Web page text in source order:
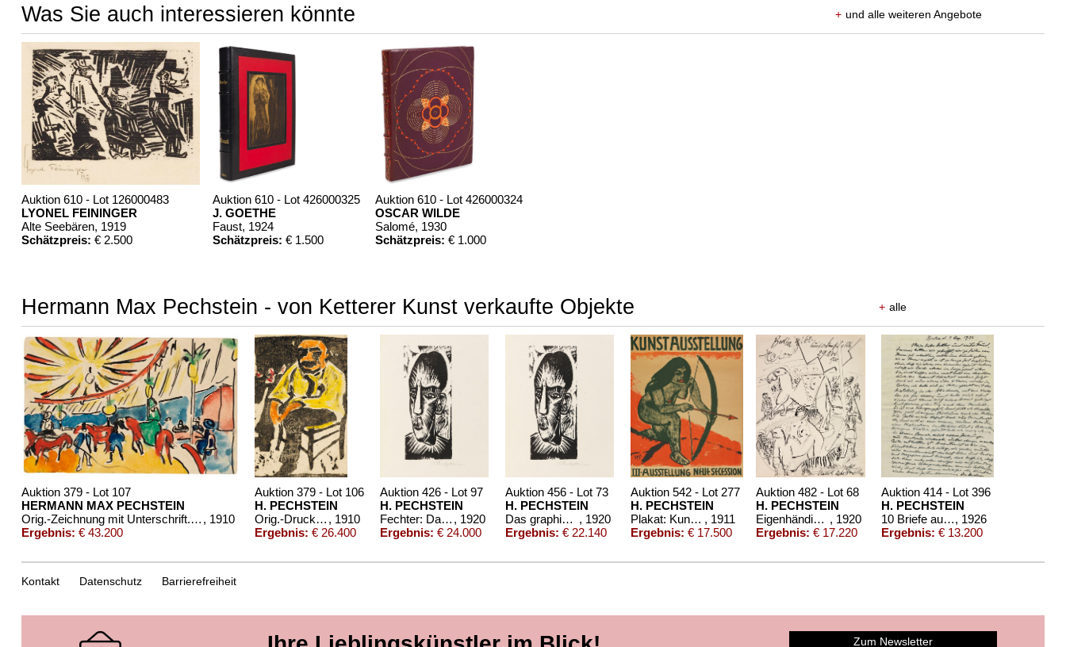
Was Sie auch interessieren könnte + und alle weiteren Angebote
Auktion 610 - Lot 126000483
LYONEL FEININGER
Alte Seebären, 1919
Schätzpreis: € 2.500
Auktion 610 - Lot 426000325
J. GOETHE
Faust, 1924
Schätzpreis: € 1.500
Auktion 610 - Lot 426000324
OSCAR WILDE
Salomé, 1930
Schätzpreis: € 1.000
Hermann Max Pechstein - von Ketterer Kunst verkaufte Objekte + alle
Auktion 379 - Lot 107
HERMANN MAX PECHSTEIN
Orig.-Zeichnung mit Unterschrift. 1910 , 1910
Ergebnis: € 43.200
Auktion 379 - Lot 106
H. PECHSTEIN
Orig.-Druck mit Unterschriften von Kirchner, Heckel und Pechstein. 1910 , 1910
Ergebnis: € 26.400
Auktion 426 - Lot 97
H. PECHSTEIN
Fechter: Das graphische Werke Max Pechsteins. , 1920
Ergebnis: € 24.000
Auktion 456 - Lot 73
H. PECHSTEIN
Das graphische Werk Max Pechsteins , 1920
Ergebnis: € 22.140
Auktion 542 - Lot 277
H. PECHSTEIN
Plakat: Kunstausstellung. III. Ausstellung Neue Secession , 1911
Ergebnis: € 17.500
Auktion 482 - Lot 68
H. PECHSTEIN
Eigenhändiger Brief mit Orig.-Zeichnung vom 29. Nov. 1920 , 1920
Ergebnis: € 17.220
Auktion 414 - Lot 396
H. PECHSTEIN
10 Briefe aus den Jahren 1926-40., 1926
Ergebnis: € 13.200
Kontakt Datenschutz Barrierefreiheit
Zum Newsletter